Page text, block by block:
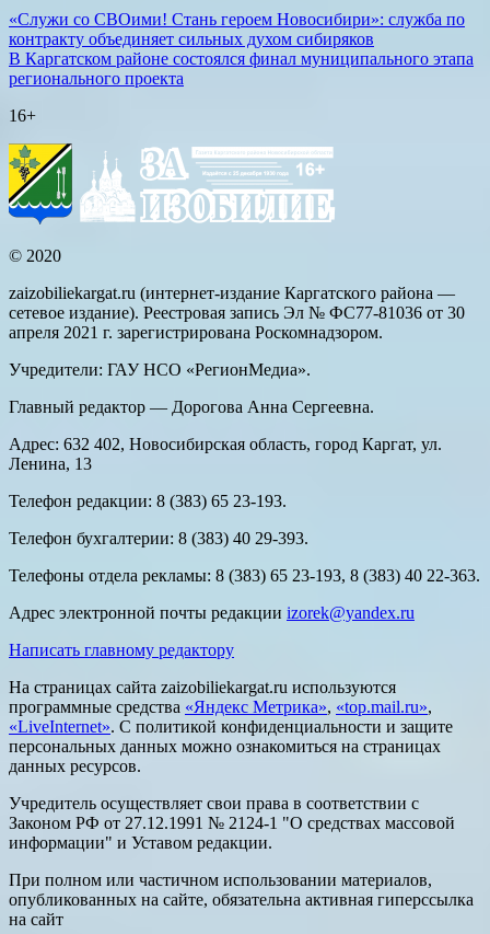
«Служи со СВОими! Стань героем Новосибири»: служба по
контракту объединяет сильных духом сибиряков
В Каргатском районе состоялся финал муниципального этапа
регионального проекта
16+
© 2020
zaizobiliekargat.ru (интернет-издание Каргатского района —
сетевое издание). Реестровая запись Эл № ФС77-81036 от 30
апреля 2021 г. зарегистрирована Роскомнадзором.
Учредители: ГАУ НСО «РегионМедиа».
Главный редактор — Дорогова Анна Сергеевна.
Адрес: 632 402, Новосибирская область, город Каргат, ул.
Ленина, 13
Телефон редакции: 8 (383) 65 23-193.
Телефон бухгалтерии: 8 (383) 40 29-393.
Телефоны отдела рекламы: 8 (383) 65 23-193, 8 (383) 40 22-363.
Адрес электронной почты редакции izorek@yandex.ru
Написать главному редактору
На страницах сайта zaizobiliekargat.ru используются
программные средства «Яндекс Метрика», «top.mail.ru»,
«LiveInternet». С политикой конфиденциальности и защите
персональных данных можно ознакомиться на страницах
данных ресурсов.
Учредитель осуществляет свои права в соответствии с
Законом РФ от 27.12.1991 № 2124-1 "О средствах массовой
информации" и Уставом редакции.
При полном или частичном использовании материалов,
опубликованных на сайте, обязательна активная гиперссылка
на сайт